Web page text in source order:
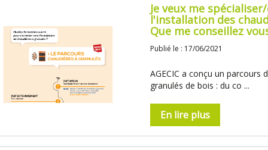
Je veux me
l'installation des
Que me conseillez
Publié le : 17/06/2021
AGECIC a conçu un
granulés de bois : du co ...
En lire plus